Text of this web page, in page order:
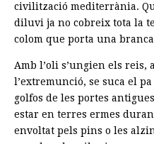
civilització mediterrània.
diluvi ja no cobreix tota la
colom que porta una
Amb l’oli s’ungien els reis,
l’extremunció, se suca el
golfos de les portes
estar en terres ermes
envoltat pels pins o les